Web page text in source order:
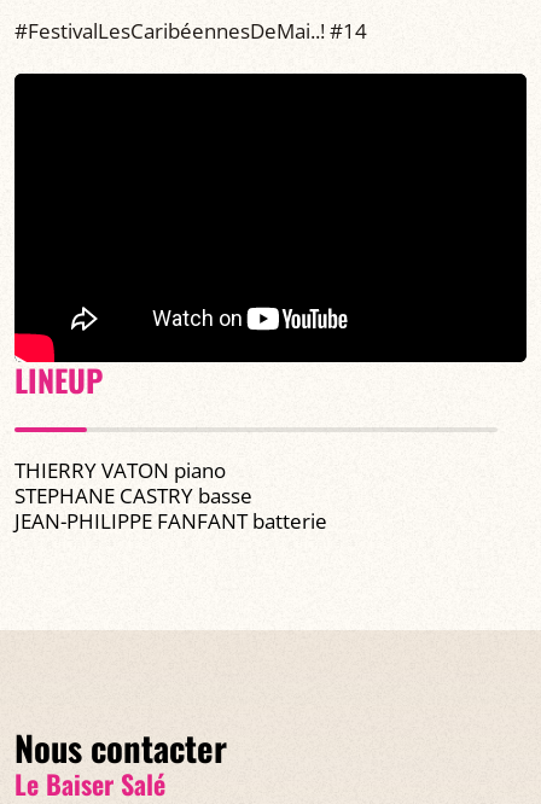
#FestivalLesCaribéennesDeMai..! #14
LINEUP
THIERRY VATON piano
STEPHANE CASTRY basse
JEAN-PHILIPPE FANFANT batterie
Nous contacter
Le Baiser Salé